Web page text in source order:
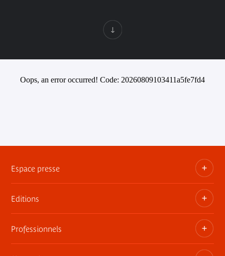
Oops, an error occurred! Code: 20260809103411a5fe7fd4
Espace presse
Dossiers, communiqués, bandes annonces
Contact presse
Editions
Les publications du musée
Professionnels